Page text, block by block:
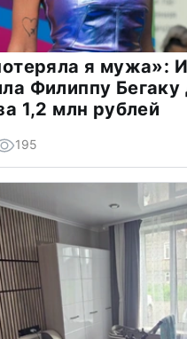
я мужа»:
Филиппу
1,2 млн рублей
195